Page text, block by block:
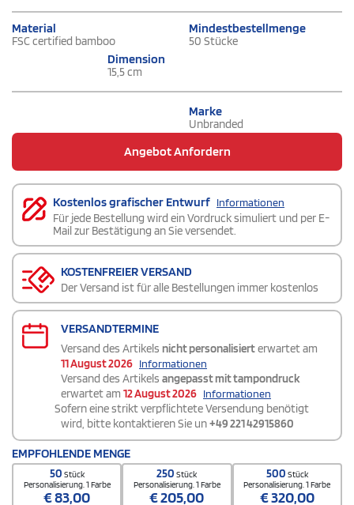
Material
FSC certified bamboo
Mindestbestellmenge
50 Stücke
Dimension
15,5 cm
Marke
Unbranded
Angebot Anfordern
Kostenlos grafischer Entwurf Informationen
Für jede Bestellung wird ein Vordruck simuliert und per E-
Mail zur Bestätigung an Sie versendet.
KOSTENFREIER VERSAND
Der Versand ist für alle Bestellungen immer kostenlos
VERSANDTERMINE
Versand des Artikels nicht personalisierterwartet am
11 August 2026 Informationen
Versand des Artikels angepasst mit tampondruck
erwartet am 12 August 2026 Informationen
Sofern eine strikt verpflichtete Versendung benötigt
wird, bitte kontaktieren Sie un+49 221 42915860
EMPFOHLENDE MENGE
50 Stück
Personalisierung. 1 Farbe
€83,00
250Stück
Personalisierung. 1 Farbe
€205,00
500 Stück
Personalisierung. 1 Farbe
€320,00